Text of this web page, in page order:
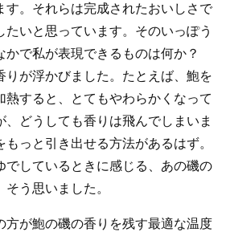
す。それらは完成されたおいしさで
たいと思っています。そのいっぽう
かで私が表現できるものは何か？
りが浮かびました。たとえば、鮑を
熱すると、とてもやわらかくなって
、どうしても香りは飛んでしまいま
っと引き出せる方法があるはず。
でしているときに感じる、あの磯の
う思いました。
が鮑の磯の香りを残す最適な温度